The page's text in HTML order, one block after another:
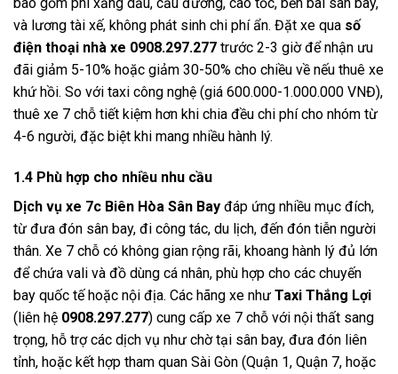
và lương tài xế, không phát sinh chi phí ẩn. Đặt xe qua số
điện thoại nhà xe 0908.297.277 trước 2-3 giờ để nhận ưu
đãi giảm 5-10% hoặc giảm 30-50% cho chiều về nếu thuê xe
khứ hồi. So với taxi công nghệ (giá 600.000-1.000.000 VNĐ),
thuê xe 7 chỗ tiết kiệm hơn khi chia đều chi phí cho nhóm từ
4-6 người, đặc biệt khi mang nhiều hành lý.
1.4 Phù hợp cho nhiều nhu cầu
Dịch vụ xe 7c Biên Hòa Sân Bay đáp ứng nhiều mục đích,
từ đưa đón sân bay, đi công tác, du lịch, đến đón tiễn người
thân. Xe 7 chỗ có không gian rộng rãi, khoang hành lý đủ lớn
để chứa vali và đồ dùng cá nhân, phù hợp cho các chuyến
bay quốc tế hoặc nội địa. Các hãng xe như Taxi Thắng Lợi
(liên hệ 0908.297.277) cung cấp xe 7 chỗ với nội thất sang
trọng, hỗ trợ các dịch vụ như chờ tại sân bay, đưa đón liên
tỉnh, hoặc kết hợp tham quan Sài Gòn (Quận 1, Quận 7, hoặc